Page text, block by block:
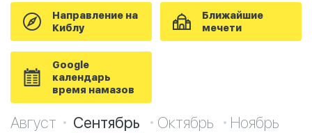
Направление на
Киблу
Ближайшие
мечети
Google
календарь
время намазов
Август Сентябрь Октябрь Ноябрь